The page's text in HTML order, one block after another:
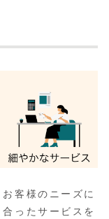
お客様のニーズに
合ったサービスを